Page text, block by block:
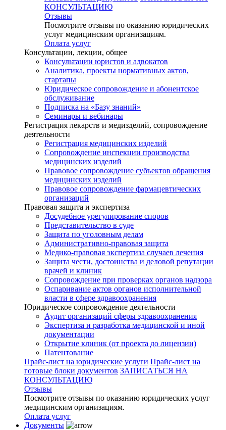
КОНСУЛЬТАЦИЮ
Отзывы
Посмотрите отзывы по оказанию юридических
услуг медицинским организациям.
Оплата услуг
Консультации, лекции, общее
Консультации юристов и адвокатов
Аналитика, проекты нормативных актов,
стартапы
Юридическое сопровождение и абонентское
обслуживание
Подписка на «Базу знаний»
Семинары и вебинары
Регистрация лекарств и медизделий, сопровождение
деятельности
Регистрация медицинских изделий
Сопровождение инспекции производства
медицинских изделий
Правовое сопровождение субъектов обращения
медицинских изделий
Правовое сопровождение фармацевтических
организаций
Правовая защита и экспертиза
Досудебное урегулирование споров
Представительство в суде
Защита по уголовным делам
Административно-правовая защита
Медико-правовая экспертиза случаев лечения
Защита чести, достоинства и деловой репутации
врачей и клиник
Сопровождение при проверках органов надзора
Оспаривание актов органов исполнительной
власти в сфере здравоохранения
Юридическое сопровождение деятельности
Аудит организаций сферы здравоохранения
Экспертиза и разработка медицинской и иной
документации
Открытие клиник (от проекта до лицензии)
Патентование
Прайс-лист на юридические услуги Прайс-лист на
готовые блоки документов ЗАПИСАТЬСЯ НА
КОНСУЛЬТАЦИЮ
Отзывы
Посмотрите отзывы по оказанию юридических услуг
медицинским организациям.
Оплата услуг
Документы